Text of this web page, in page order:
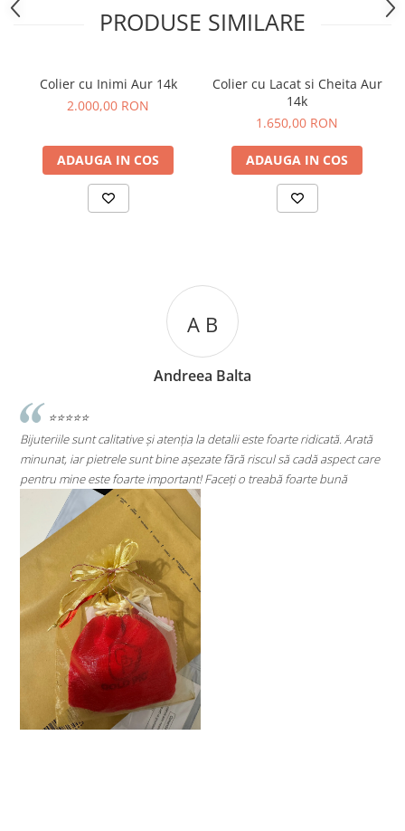
PRODUSE SIMILARE
Colier cu Inimi Aur 14k
2.000,00 RON
ADAUGA IN COS
Colier cu Lacat si Cheita Aur
14k
1.650,00 RON
ADAUGA IN COS
ridicată. Arată
aspect care
bună
Andreea Cicu
⭐⭐⭐⭐⭐
Super mulțumită!! Sunt superbi cerceii!!!